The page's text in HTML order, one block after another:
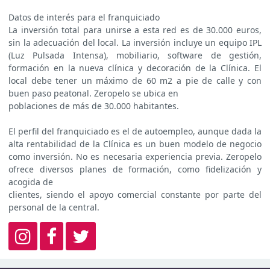
Datos de interés para el franquiciado
La inversión total para unirse a esta red es de 30.000 euros,
sin la adecuación del local. La inversión incluye un equipo IPL
(Luz Pulsada Intensa), mobiliario, software de gestión,
formación en la nueva clínica y decoración de la Clínica. El
local debe tener un máximo de 60 m2 a pie de calle y con
buen paso peatonal. Zeropelo se ubica en
poblaciones de más de 30.000 habitantes.
El perfil del franquiciado es el de autoempleo, aunque dada la
alta rentabilidad de la Clínica es un buen modelo de negocio
como inversión. No es necesaria experiencia previa. Zeropelo
ofrece diversos planes de formación, como fidelización y
acogida de
clientes, siendo el apoyo comercial constante por parte del
personal de la central.